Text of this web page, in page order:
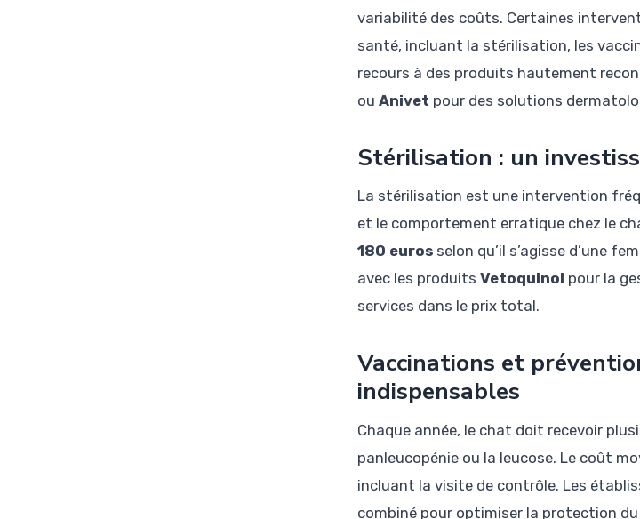
variabilité des coûts. Certaines
santé, incluant la stérilisation, les
recours à des produits hautement
ou Anivet pour des solutions
Stérilisation : un
La stérilisation est une intervention
et le comportement erratique chez le
180 euros selon qu’il s’agisse d’une
avec les produits Vetoquinol pour la
services dans le prix total.
Vaccinations et
indispensables
Chaque année, le chat doit recevoir
panleucopénie ou la leucose. Le coût
incluant la visite de contrôle. Les
combiné pour optimiser la protection